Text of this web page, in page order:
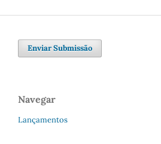
Enviar Submissão
Navegar
Lançamentos